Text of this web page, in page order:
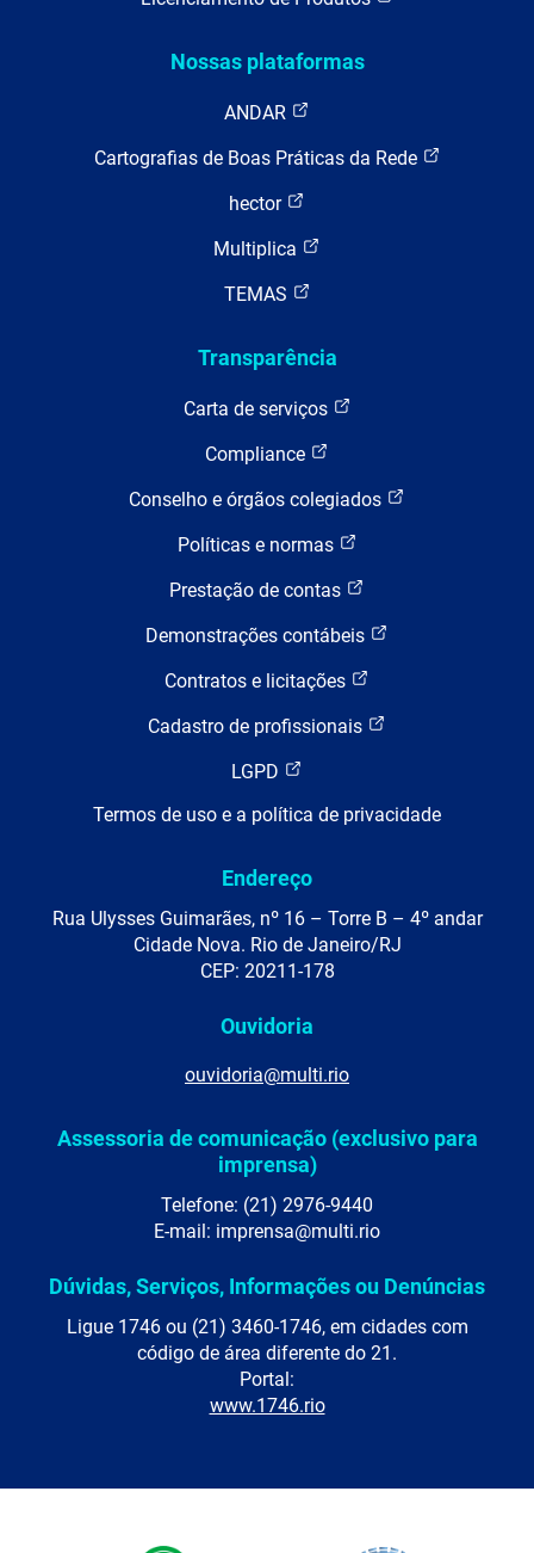
Nossas plataformas
ANDAR
Cartografias de Boas Práticas da Rede
hector
Multiplica
TEMAS
Transparência
Carta de serviços
Compliance
Conselho e órgãos colegiados
Políticas e normas
Prestação de contas
Demonstrações contábeis
Contratos e licitações
Cadastro de profissionais
LGPD
Termos de uso e a política de privacidade
Endereço
Rua Ulysses Guimarães, nº 16 – Torre B – 4º andar
Cidade Nova. Rio de Janeiro/RJ
CEP: 20211-178
Ouvidoria
ouvidoria@multi.rio
Assessoria de comunicação (exclusivo para
imprensa)
Telefone: (21) 2976-9440
E-mail: imprensa@multi.rio
Dúvidas, Serviços, Informações ou Denúncias
Ligue 1746 ou (21) 3460-1746, em cidades com
código de área diferente do 21.
Portal:
www.1746.rio